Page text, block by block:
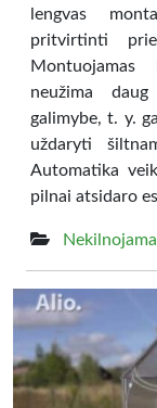
lengvas
pritvirtinti
neužima
galimybe, t. y.
uždaryti
Automatika
pilnai atsidaro